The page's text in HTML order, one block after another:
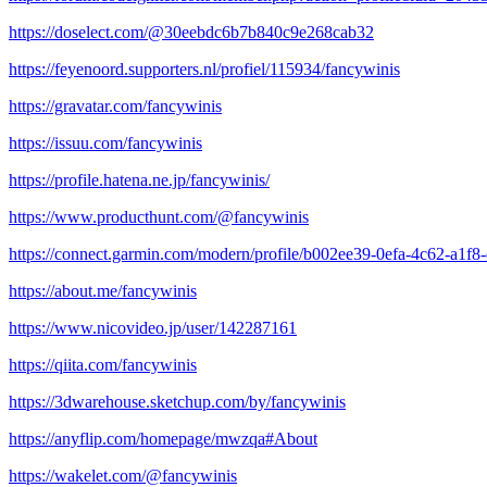
https://doselect.com/@30eebdc6b7b840c9e268cab32
https://feyenoord.supporters.nl/profiel/115934/fancywinis
https://gravatar.com/fancywinis
https://issuu.com/fancywinis
https://profile.hatena.ne.jp/fancywinis/
https://www.producthunt.com/@fancywinis
https://connect.garmin.com/modern/profile/b002ee39-0efa-4c62-
https://about.me/fancywinis
https://www.nicovideo.jp/user/142287161
https://qiita.com/fancywinis
https://3dwarehouse.sketchup.com/by/fancywinis
https://anyflip.com/homepage/mwzqa#About
https://wakelet.com/@fancywinis